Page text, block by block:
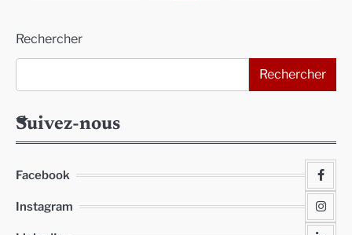
publications
Rechercher
Rechercher
Suivez-nous
Facebook
Instagram